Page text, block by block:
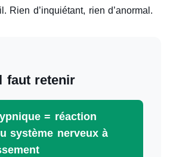
Rien d’inquiétant, rien d’anormal.
faut retenir
= réaction
système nerveux à